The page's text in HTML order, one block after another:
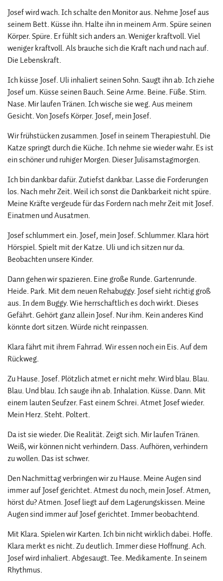
Josef wird wach. Ich schalte den Monitor aus. Nehme Josef aus
seinem Bett. Küsse ihn. Halte ihn in meinem Arm. Spüre seinen
Körper. Spüre. Er fühlt sich anders an. Weniger kraftvoll. Viel
weniger kraftvoll. Als brauche sich die Kraft nach und nach auf.
Die Lebenskraft.
Ich küsse Josef. Uli inhaliert seinen Sohn. Saugt ihn ab. Ich ziehe
Josef um. Küsse seinen Bauch. Seine Arme. Beine. Füße. Stirn.
Nase. Mir laufen Tränen. Ich wische sie weg. Aus meinem
Gesicht. Von Josefs Körper. Josef, mein Josef.
Wir frühstücken zusammen. Josef in seinem Therapiestuhl. Die
Katze springt durch die Küche. Ich nehme sie wieder wahr. Es ist
ein schöner und ruhiger Morgen. Dieser Julisamstagmorgen.
Ich bin dankbar dafür. Zutiefst dankbar. Lasse die Forderungen
los. Nach mehr Zeit. Weil ich sonst die Dankbarkeit nicht spüre.
Meine Kräfte vergeude für das Fordern nach mehr Zeit mit Josef.
Einatmen und Ausatmen.
Josef schlummert ein. Josef, mein Josef. Schlummer. Klara hört
Hörspiel. Spielt mit der Katze. Uli und ich sitzen nur da.
Beobachten unsere Kinder.
Dann gehen wir spazieren. Eine große Runde. Gartenrunde.
Heide. Park. Mit dem neuen Rehabuggy. Josef sieht richtig groß
aus. In dem Buggy. Wie herrschaftlich es doch wirkt. Dieses
Gefährt. Gehört ganz allein Josef. Nur ihm. Kein anderes Kind
könnte dort sitzen. Würde nicht reinpassen.
Klara fährt mit ihrem Fahrrad. Wir essen noch ein Eis. Auf dem
Rückweg.
Zu Hause. Josef. Plötzlich atmet er nicht mehr. Wird blau. Blau.
Blau. Und blau. Ich sauge ihn ab. Inhalation. Küsse. Dann. Mit
einem lauten Seufzer. Fast einem Schrei. Atmet Josef wieder.
Mein Herz. Steht. Poltert.
Da ist sie wieder. Die Realität. Zeigt sich. Mir laufen Tränen.
Weiß, wir können nicht verhindern. Dass. Aufhören, verhindern
zu wollen. Das ist schwer.
Den Nachmittag verbringen wir zu Hause. Meine Augen sind
immer auf Josef gerichtet. Atmest du noch, mein Josef. Atmen,
hörst du? Atmen. Josef liegt auf dem Lagerungskissen. Meine
Augen sind immer auf Josef gerichtet. Immer beobachtend.
Mit Klara. Spielen wir Karten. Ich bin nicht wirklich dabei. Hoffe.
Klara merkt es nicht. Zu deutlich. Immer diese Hoffnung. Ach.
Josef wird inhaliert. Abgesaugt. Tee. Medikamente. In seinem
Rhythmus.